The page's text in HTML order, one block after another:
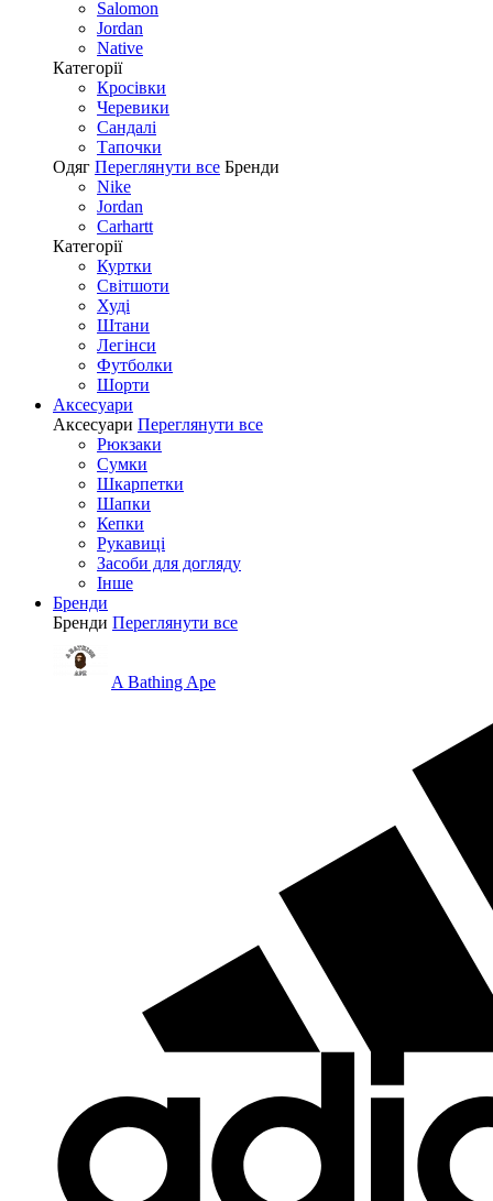
Salomon
Jordan
Native
Категорії
Кросівки
Черевики
Сандалі
Tапочки
Одяг Переглянути все Бренди
Nike
Jordan
Carhartt
Категорії
Куртки
Світшоти
Худі
Штани
Легінси
Футболки
Шорти
Аксесуари
Аксесуари Переглянути все
Рюкзаки
Сумки
Шкарпетки
Шапки
Кепки
Рукавиці
Засоби для догляду
Інше
Бренди
Бренди Переглянути все
A Bathing Ape